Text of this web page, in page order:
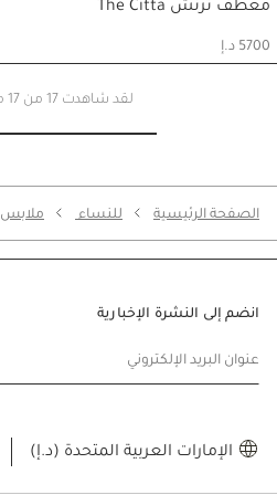
معطف ترنش The Citta
حسابي
5700 د.إ
لقد شاهدت 17 من 17 من المنتجات
الصفحة الرئيسية للنساء ملابس
انضم إلى النشرة الإخبارية
عنوان البريد الإلكتروني
الإمارات العربية المتحدة (د.إ)